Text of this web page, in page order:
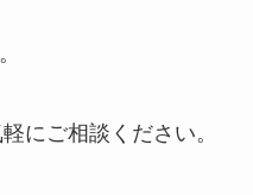
にご相談ください。